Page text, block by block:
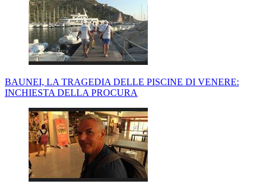
BAUNEI, LA TRAGEDIA DELLE PISCINE DI VENERE:
INCHIESTA DELLA PROCURA